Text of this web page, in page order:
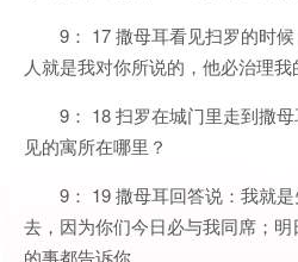
9： 17 撒母耳看见扫罗的时
人就是我对你所说的，他必治理我
9： 18 扫罗在城门里走到撒
见的寓所在哪里？
9： 19 撒母耳回答说：我就
去，因为你们今日必与我同席；
的事都告诉你。